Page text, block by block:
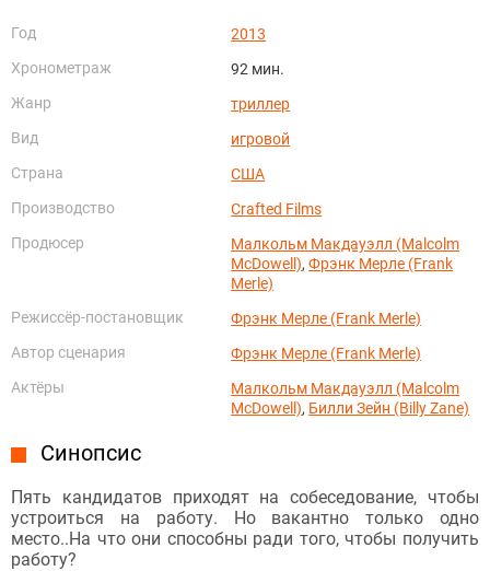
Год
2013
Хронометраж
92 мин.
Жанр
триллер
Вид
игровой
Страна
США
Производство
Crafted Films
Продюсер
Малкольм Макдауэлл (Malcolm
McDowell),Фрэнк Мерле (Frank
Merle)
Режиссёр-постановщик
Фрэнк Мерле (Frank Merle)
Автор сценария
Фрэнк Мерле (Frank Merle)
Актёры
Малкольм Макдауэлл (Malcolm
McDowell), Билли Зейн (Billy Zane)
Синопсис
Пять кандидатов приходят на собеседование, чтобы
устроиться на работу. Но вакантно только одно
место..На что они способны ради того, чтобы получить
работу?